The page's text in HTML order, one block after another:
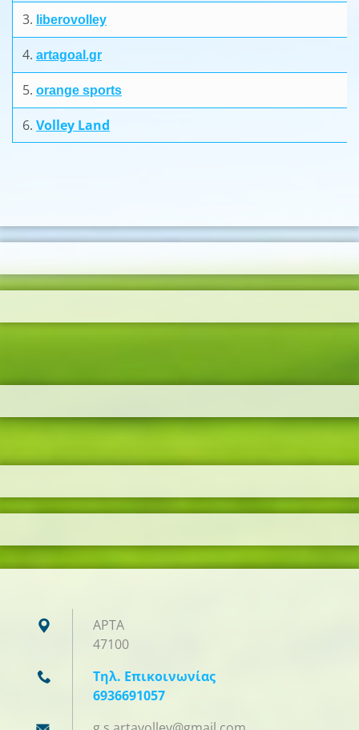
3. liberovolley
4. artagoal.gr
5. orange sports
6. Volley Land
ΑΡΤΑ
47100
Τηλ. Επικοινωνίας
6936691057